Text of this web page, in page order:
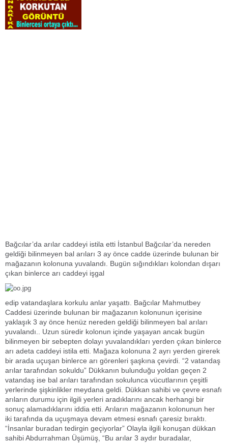
Bağcılar’da arılar caddeyi istila etti İstanbul Bağcılar’da nereden
geldiği bilinmeyen bal arıları 3 ay önce cadde üzerinde bulunan bir
mağazanın kolonuna yuvalandı. Bugün sığındıkları kolondan dışarı
çıkan binlerce arı caddeyi işgal
edip vatandaşlara korkulu anlar yaşattı. Bağcılar Mahmutbey
Caddesi üzerinde bulunan bir mağazanın kolonunun içerisine
yaklaşık 3 ay önce henüz nereden geldiği bilinmeyen bal arıları
yuvalandı.. Uzun süredir kolonun içinde yaşayan ancak bugün
bilinmeyen bir sebepten dolayı yuvalandıkları yerden çıkan binlerce
arı adeta caddeyi istila etti. Mağaza kolonuna 2 ayrı yerden girerek
bir arada uçuşan binlerce arı görenleri şaşkına çevirdi. “2 vatandaş
arılar tarafından sokuldu” Dükkanın bulunduğu yoldan geçen 2
vatandaş ise bal arıları tarafından sokulunca vücutlarının çeşitli
yerlerinde şişkinlikler meydana geldi. Dükkan sahibi ve çevre esnafı
arıların durumu için ilgili yerleri aradıklarını ancak herhangi bir
sonuç alamadıklarını iddia etti. Arıların mağazanın kolonunun her
iki tarafında da uçuşmaya devam etmesi esnafı çaresiz bıraktı.
“İnsanlar buradan tedirgin geçiyorlar” Olayla ilgili konuşan dükkan
sahibi Abdurrahman Üşümüş, “Bu arılar 3 aydır buradalar,